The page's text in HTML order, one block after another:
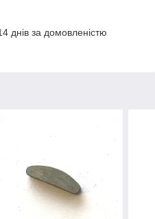
днів за домовленістю